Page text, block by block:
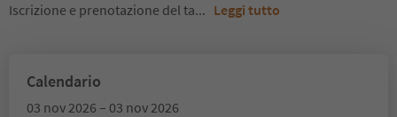
Iscrizione e prenotazione del ta... Leggi tutto
Calendario
03 nov 2026 – 03 nov 2026